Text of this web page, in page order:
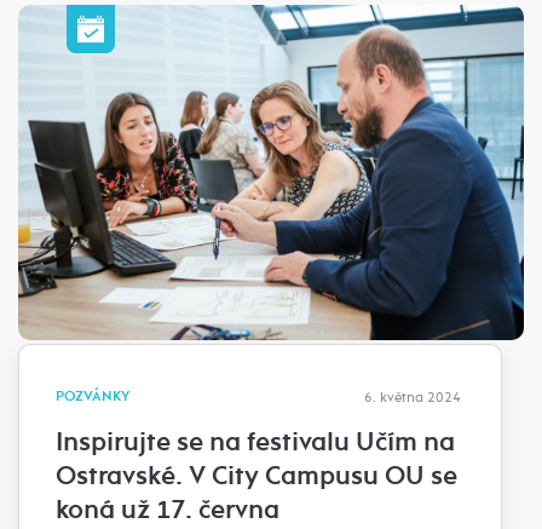
POZVÁNKY 6. května 2024
Inspirujte se na festivalu Učím na
Ostravské. V City Campusu OU se
koná už 17. června